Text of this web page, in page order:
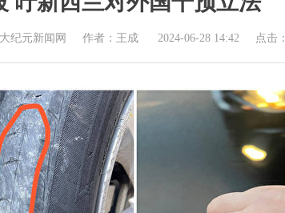
纪元新闻网 作者：王成 2024-06-28 14:42 点击：